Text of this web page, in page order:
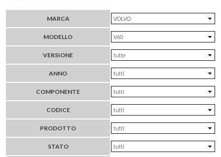
MARCA
MODELLO
VERSIONE
ANNO
COMPONENTE
CODICE
PRODOTTO
STATO